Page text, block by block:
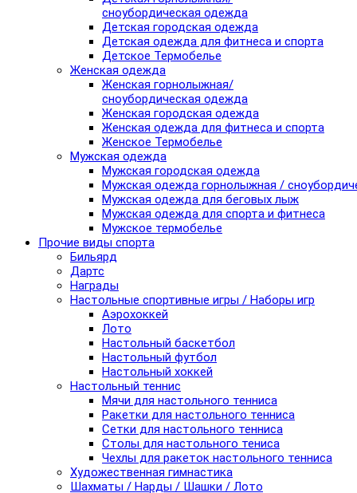
сноубордическая одежда
Детская городская одежда
Детская одежда для фитнеса и спорта
Детское Термобелье
Женская одежда
Женская горнолыжная/
сноубордическая одежда
Женская городская одежда
Женская одежда для фитнеса и спорта
Женское Термобелье
Мужская одежда
Мужская городская одежда
Мужская одежда горнолыжная /
Мужская одежда для беговых лыж
Мужская одежда для спорта и фитнеса
Мужское термобелье
Прочие виды спорта
Бильярд
Дартс
Награды
Настольные спортивные игры / Наборы игр
Аэрохоккей
Лото
Настольный баскетбол
Настольный футбол
Настольный хоккей
Настольный теннис
Мячи для настольного тенниса
Ракетки для настольного тенниса
Сетки для настольного тенниса
Столы для настольного тениса
Чехлы для ракеток настольного тенниса
Художественная гимнастика
Шахматы / Нарды / Шашки / Лото